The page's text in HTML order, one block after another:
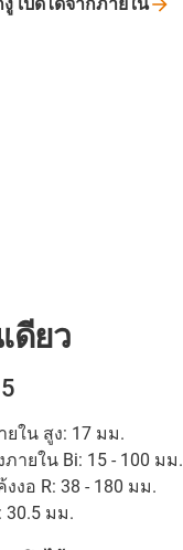
ดียว
ยใน สูง: 17 มม.
ภายใน Bi: 15 - 100 มม.
งอ R: 38 - 180 มม.
30.5 มม.